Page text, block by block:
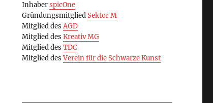
InhaberspicOne
GründungsmitgliedSektor M
Mitglied desAGD
Mitglied des Kreativ MG
Mitglied des TDC
Mitglied desVerein für die Schwarze Kunst